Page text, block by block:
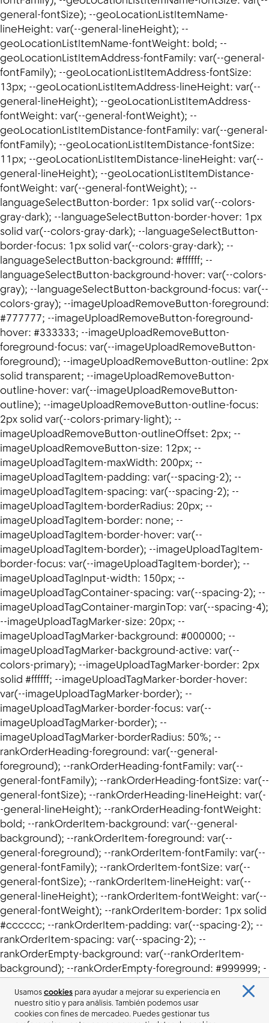
Usamoscookies para ayudar a mejorar su experiencia en
nuestro sitio y para análisis. También podemos usar
cookies con fines de mercadeo. Puedes gestionar tus